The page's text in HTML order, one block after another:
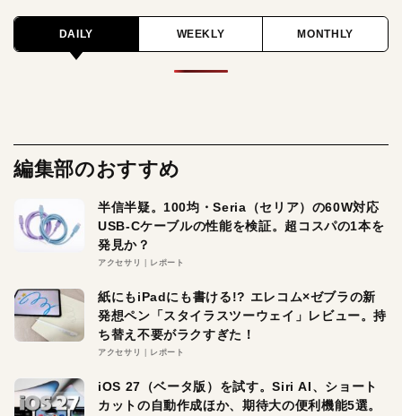
DAILY WEEKLY MONTHLY
編集部のおすすめ
半信半疑。100均・Seria（セリア）の60W対応
USB-Cケーブルの性能を検証。超コスパの1本を
発見か？
アクセサリ レポート
紙にもiPadにも書ける!? エレコム×ゼブラの新
発想ペン「スタイラスツーウェイ」レビュー。持
ち替え不要がラクすぎた！
アクセサリ レポート
iOS 27（ベータ版）を試す。Siri AI、ショート
カットの自動作成ほか、期待大の便利機能5選。